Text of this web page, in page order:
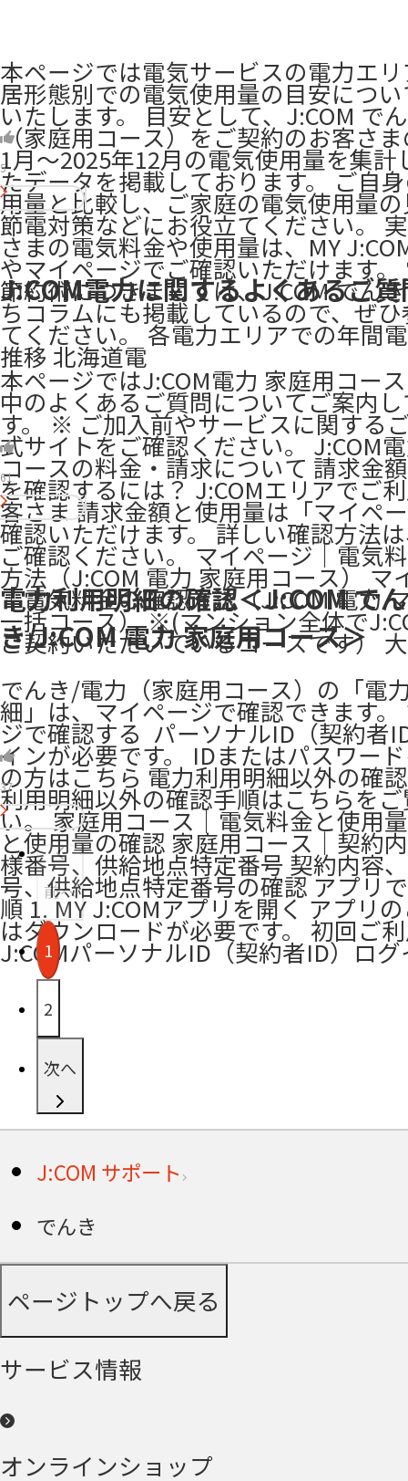
本ページでは電気サービスの電力エ
居形態別での電気使用量の目安につ
いたします。 目安として、J:COM で
（家庭用コース）をご契約のお客さ
1月～2025年12月の電気使用量を集計
たデータを掲載しております。 ご自
用量と比較し、ご家庭の電気使用量
節電対策などにお役立てください。
さまの電気料金や使用量は、MY
やマイページでご確認いただけます。
節約術につきましては、J:COM でん
ちコラムにも掲載しているので、ぜ
てください。 各電力エリアでの年間
推移 北海道電
5
J:COM電力に関するよくあるご質
本ページではJ:COM電力 家庭用コー
中のよくあるご質問についてご案内
す。 ※ ご加入前やサービスに関する
式サイトをご確認ください。 J:COM
コースの料金・請求について 請求金
を確認するには？ J:COMエリアでご
客さま 請求金額と使用量は「マイペ
確認いただけます。 詳しい確認方法
ご確認ください。 マイページ｜電気
方法（J:COM 電力 家庭用コース） マ
｜電気料金の確認方法（J:COM 電力
一括コース） ※(マンション全体で
ご契約いただいているコースです）
61
電力利用明細の確認＜J:COM でん
き/J:COM 電力 家庭用コース＞
でんき/電力（家庭用コース）の「電
細」は、マイページで確認できます。
ジで確認する ​ パーソナルID（契約者
インが必要です。 ​IDまたはパスワー
の方はこちら 電力利用明細以外の確
利用明細以外の確認手順はこちらを
い。 家庭用コース｜電気料金と使用
と使用量の確認 家庭用コース｜契約
様番号、供給地点特定番号 契約内容
号、供給地点特定番号の確認 アプリ
順 1. MY J:COMアプリを開く アプリ
はダウンロードが必要です。 初回ご
J:COMパーソナルID（契約者ID）ロ
37
前へ
1
2
次へ
J:COM サポート
でんき
ページトップへ戻る
サービス情報
オンラインショップ